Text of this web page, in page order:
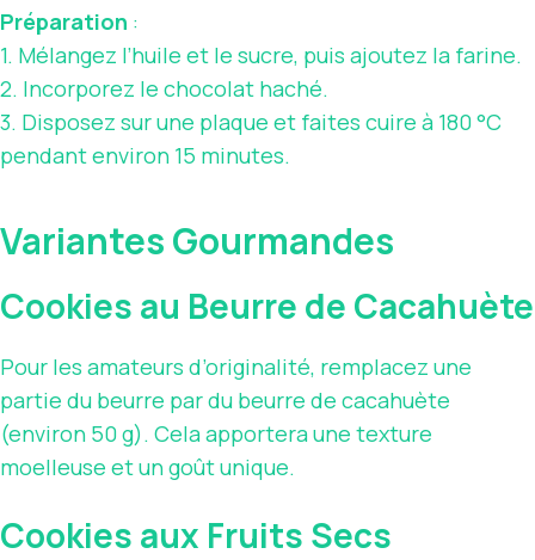
Préparation :
1. Mélangez l’huile et le sucre, puis ajoutez la farine.
2. Incorporez le chocolat haché.
3. Disposez sur une plaque et faites cuire à 180 °C
pendant environ 15 minutes.
Variantes Gourmandes
Cookies au Beurre de Cacahuète
Pour les amateurs d’originalité, remplacez une
partie du beurre par du beurre de cacahuète
(environ 50 g). Cela apportera une texture
moelleuse et un goût unique.
Cookies aux Fruits Secs